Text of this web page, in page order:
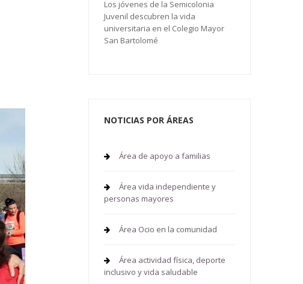
Los jóvenes de la Semicolonia
Juvenil descubren la vida
universitaria en el Colegio Mayor
San Bartolomé
NOTICIAS POR ÁREAS
Área de apoyo a familias
Área vida independiente y
personas mayores
Área Ocio en la comunidad
Área actividad física, deporte
inclusivo y vida saludable